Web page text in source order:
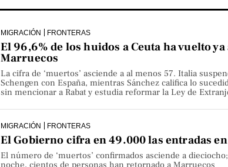
MIGRACIÓN FRONTERAS
El 96,6% de los huidos a Ceuta ha vuelto ya
Marruecos
La cifra de ‘muertos’ asciende a al menos 57. Italia
Schengen con España, mientras Sánchez califica lo
sin mencionar a Rabat y estudia reformar la Ley de
MIGRACIÓN FRONTERAS
El Gobierno cifra en 49.000 las entradas
El número de ‘muertos’ confirmados asciende a